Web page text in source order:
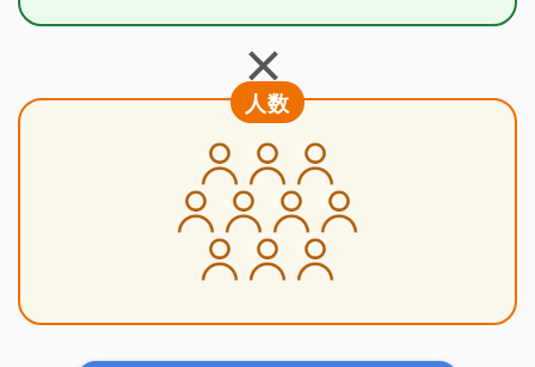
＋
人数